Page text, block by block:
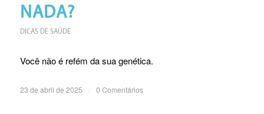
NADA?
DICAS DE SAÚDE
Você não é refém da sua genética.
23 de abril de 2025 0 Comentários